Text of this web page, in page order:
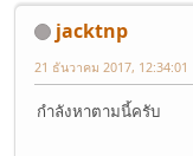
jacktnp
21 ธันวาคม 2017, 12:34:01
กำลังหาตามนี้ครับ